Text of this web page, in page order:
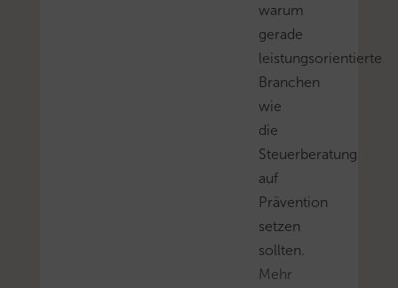
warum
gerade
leistungsorientierte
Branchen
wie
die
Steuerberatung
auf
Prävention
setzen
sollten.
Mehr